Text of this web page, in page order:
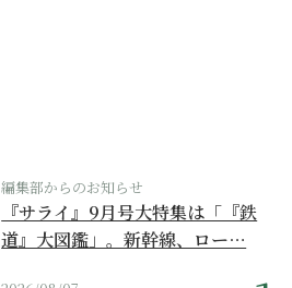
編集部からのお知らせ
『サライ』9月号大特集は「『鉄
道』大図鑑」。新幹線、ロー…